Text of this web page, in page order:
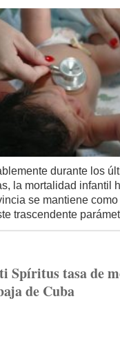
durante los
la mortalidad infantil
se mantiene
trascendente
Spíritus tasa de
de Cuba